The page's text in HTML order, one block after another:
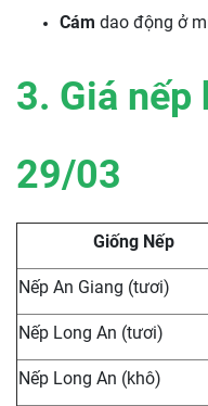
Cám dao động ở
3. Giá nếp
29/03
Giống Nếp
Nếp An Giang (tươi)
Nếp Long An (tươi)
Nếp Long An (khô)